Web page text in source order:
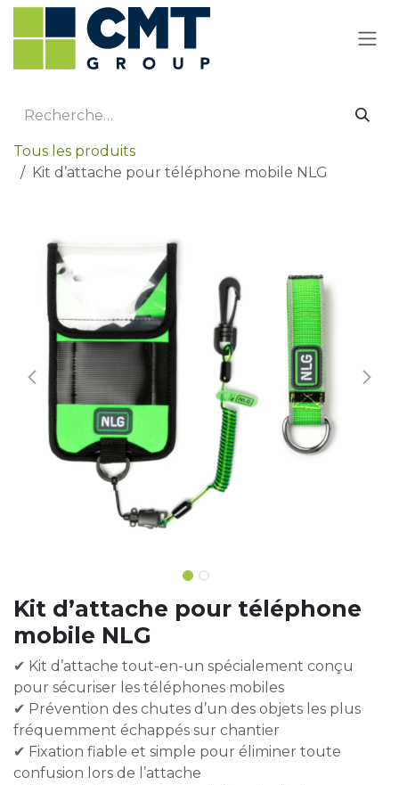
Se rendre au contenu
Tous les produits
Kit d’attache pour téléphone mobile NLG
Kit d’attache pour téléphone
mobile NLG
✔ Kit d’attache tout-en-un spécialement conçu
pour sécuriser les téléphones mobiles
✔ Prévention des chutes d’un des objets les plus
fréquemment échappés sur chantier
✔ Fixation fiable et simple pour éliminer toute
confusion lors de l’attache